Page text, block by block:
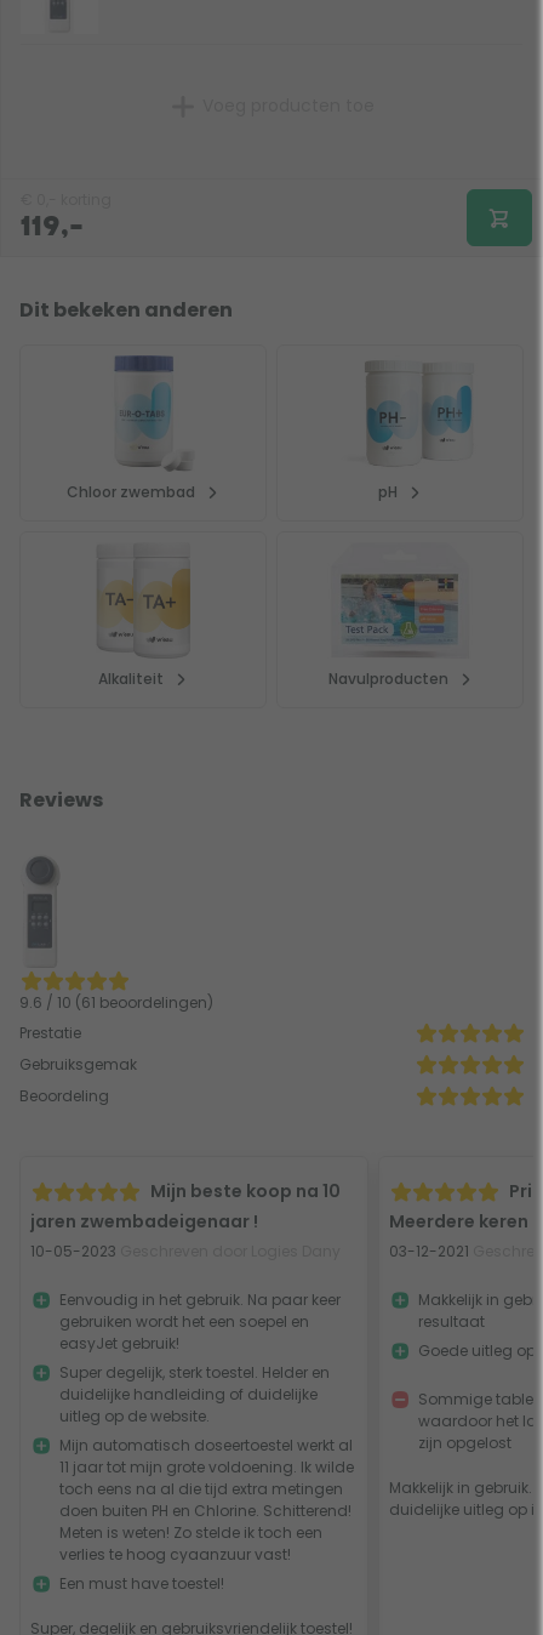
119,-
Dit bekeken anderen
Chloor zwembad pH
Alkaliteit Navulproducten
Reviews
9.6 / 10 (61 beoordelingen)
Prestatie
Gebruiksgemak
Beoordeling
Mijn beste koop na 10
jaren zwembadeigenaar !
10-05-2023
Super, degelijk en gebruiksvriendelijk toestel!
Eenvoudig in het gebruik. Na paar keer
gebruiken wordt het een soepel en
easyJet gebruik!
Super degelijk, sterk toestel. Helder en
duidelijke handleiding of duidelijke
uitleg op de website.
Mijn automatisch doseertoestel werkt al
11 jaar tot mijn grote voldoening. Ik wilde
toch eens na al die tijd extra metingen
doen buiten PH en Chlorine. Schitterend!
Meten is weten! Zo stelde ik toch een
verlies te hoog cyaanzuur vast!
Een must have toestel!
Meerdere keren
03-12-2021
Makkelijk in gebruik.
duidelijke uitleg op
Makkelijk in
resultaat
Goede uitleg op
Sommige
waardoor het
zijn opgelost